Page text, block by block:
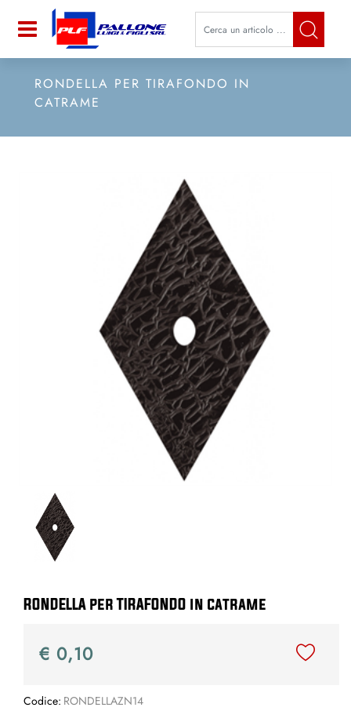
Open La modifica di un filtro
RONDELLA PER TIRAFONDO IN
CATRAME
RONDELLA per TIRAFONDO in catrame
€ 0,10
Codice: RONDELLAZN14